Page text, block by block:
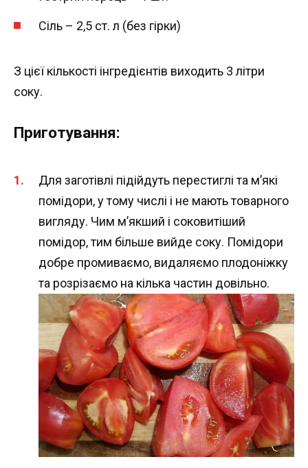
Сіль – 2,5 ст. л (без гірки)
З цієї кількості інгредієнтів виходить 3 літри
соку.
Приготування:
Для заготівлі підійдуть перестиглі та м’які
помідори, у тому числі і не мають товарного
вигляду. Чим м’якший і соковитіший
помідор, тим більше вийде соку. Помідори
добре промиваємо, видаляємо плодоніжку
та розрізаємо на кілька частин довільно.